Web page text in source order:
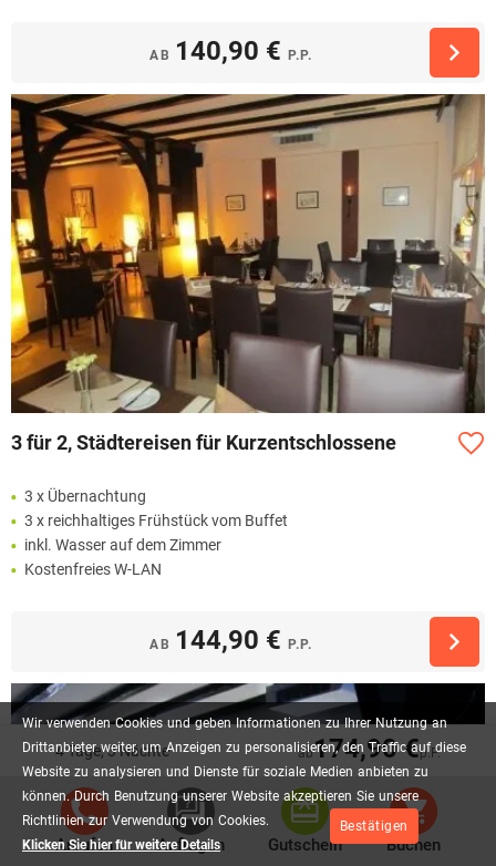
Wir verwenden Cookies und geben Informationen zu Ihrer Nutzung an
Drittanbieter weiter, um Anzeigen zu personalisieren, den Traffic auf diese
Website zu analysieren und Dienste für soziale Medien anbieten zu
können. Durch Benutzung unserer Website akzeptieren Sie unsere
Richtlinien zur Verwendung von Cookies.
Klicken Sie hier für weitere Details
Bestätigen
4 Tage, 3 Nächte ab174,90 €p.P.
Anrufen Anfragen Gutschein Buchen
AB 140,90 € P.P.
3 für 2, Städtereisen für Kurzentschlossene
3 x Übernachtung
3 x reichhaltiges Frühstück vom Buffet
inkl. Wasser auf dem Zimmer
Kostenfreies W-LAN
AB 144,90 € P.P.